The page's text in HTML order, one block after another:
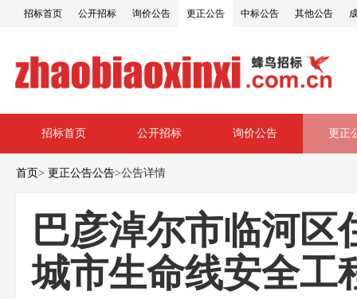
招标首页 公开招标 询价公告 更正公告 中标公告 其他公告
招标首页 公开招标 询价公告 更正
首页> 更正公告公告>公告详情
巴彦淖尔市临河区
城市生命线安全工